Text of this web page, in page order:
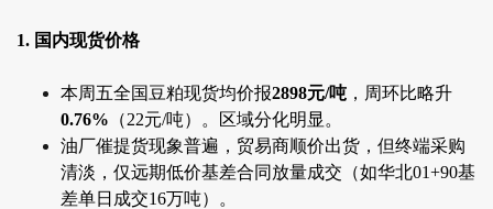
1. 国内现货价格
本周五全国豆粕现货均价报2898元/吨 ，周环比略升
0.76% （22元/吨）。区域分化明显。
油厂催提货现象普遍，贸易商顺价出货，但终端采购
清淡，仅远期低价基差合同放量成交（如华北01+90基
差单日成交16万吨）。